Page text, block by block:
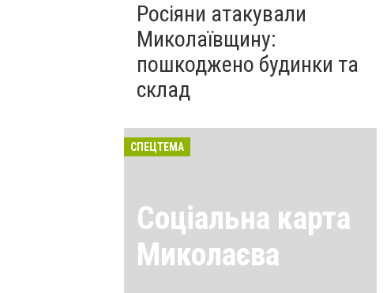
Росіяни атакували
Миколаївщину:
пошкоджено будинки та
склад
СПЕЦТЕМА
Соціальна карта
Миколаєва